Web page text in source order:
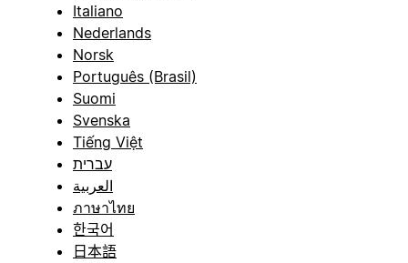
Italiano
Nederlands
Norsk
Português (Brasil)
Suomi
Svenska
Tiếng Việt
עברית
العربية
ภาษาไทย
한국어
日本語